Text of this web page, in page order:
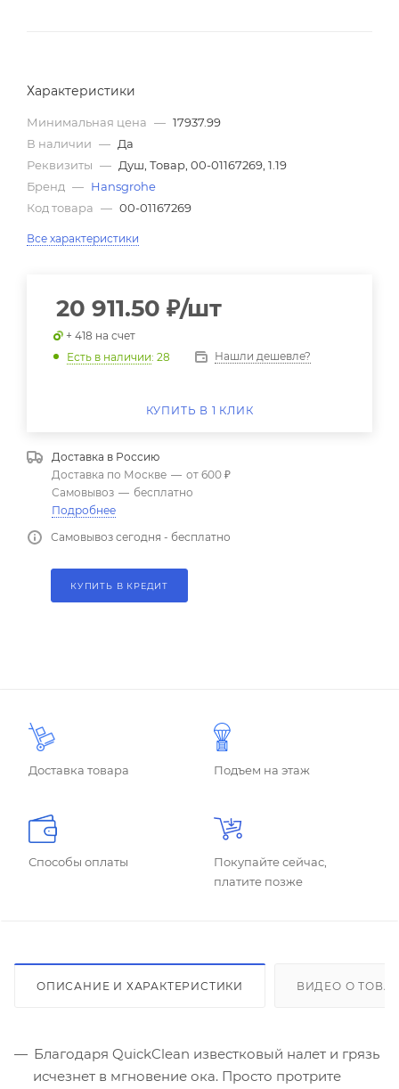
Характеристики
Минимальная цена — 17937.99
В наличии — Да
Реквизиты — Душ, Товар, 00-01167269, 1.19
Бренд — Hansgrohe
Код товара — 00-01167269
Все характеристики
20 911.50 ₽/шт
+ 418 на счет
Есть в наличии: 28 Нашли дешевле?
КУПИТЬ В 1 КЛИК
Доставка в Россию
Доставка по Москве — от 600 ₽
Самовывоз — бесплатно
Подробнее
Самовывоз сегодня - бесплатно
КУПИТЬ В КРЕДИТ
Доставка товара Подъем на этаж
Способы оплаты
Покупайте сейчас,
платите позже
ОПИСАНИЕ И ХАРАКТЕРИСТИКИ ВИДЕО О
Благодаря QuickClean известковый налет и грязь
исчезнет в мгновение ока. Просто протрите